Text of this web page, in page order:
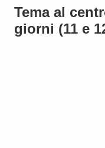
Tema al
giorni (11 e